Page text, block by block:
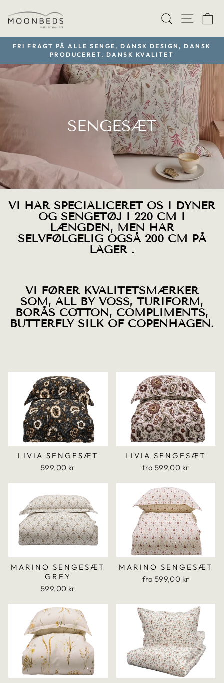
Sæt
diasshow
på
pause
FRI FRAGT PÅ ALLE SENGE, DANSK DESIGN, DANSK
PRODUCERET, DANSK KVALITET
SENGESÆT
VI HAR SPECIALICERET OS I DYNER
OG SENGETØJ I 220 CM I
LÆNGDEN, MEN HAR
SELVFØLGELIG OGSÅ 200 CM PÅ
LAGER .
VI FØRER KVALITETSMÆRKER
SOM, ALL BY VOSS, TURIFORM,
BORÅS COTTON, COMPLIMENTS,
BUTTERFLY SILK OF COPENHAGEN.
LIVIA SENGESÆT
599,00 kr
LIVIA SENGESÆT
fra 599,00 kr
MARINO SENGESÆT
GREY
599,00 kr
MARINO SENGESÆT
fra 599,00 kr